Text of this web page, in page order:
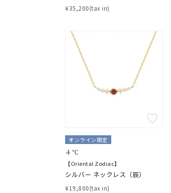
¥35,200(tax in)
オンライン限定
４℃
【Oriental Zodiac】
シルバー ネックレス（辰）
¥19,800(tax in)